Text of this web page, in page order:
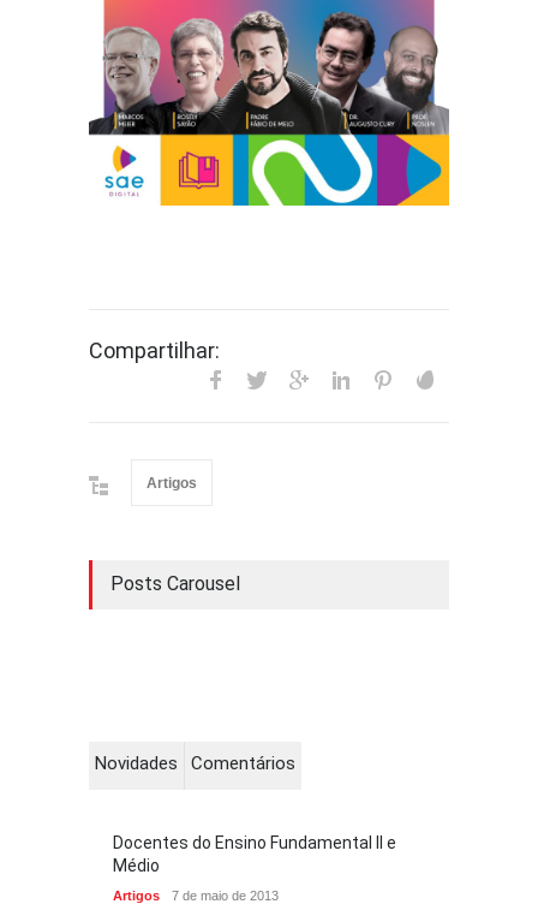
Compartilhar:
Artigos
Posts Carousel
Novidades Comentários
Docentes do Ensino Fundamental II e
Médio
Artigos 7 de maio de 2013